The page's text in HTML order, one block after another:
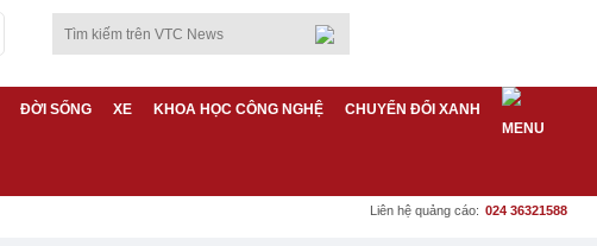
ĐỜI SỐNG XE KHOA HỌC CÔNG NGHỆ CHUYỂN ĐỔI XANH
Liên hệ quảng cáo: 024 36321588